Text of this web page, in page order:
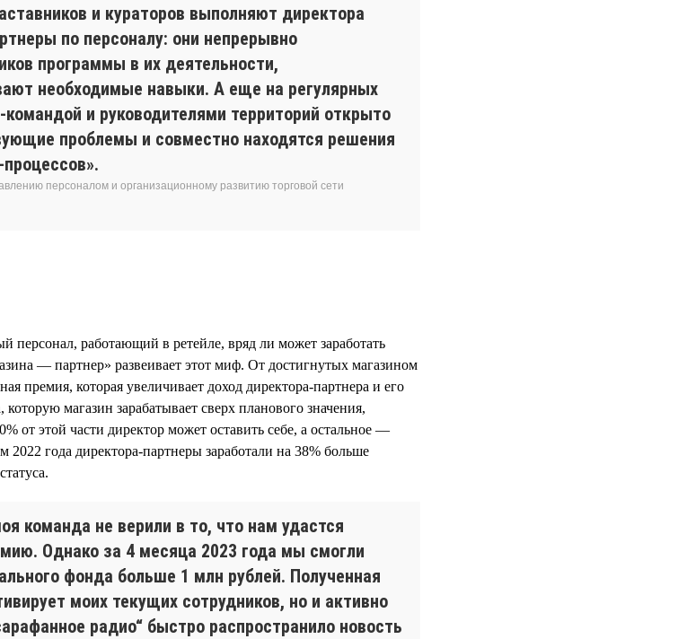
и кураторов выполняют директора
по персоналу: они непрерывно
программы в их деятельности,
необходимые навыки. А еще на регулярных
и руководителями территорий открыто
проблемы и совместно находятся решения
персоналом и организационному развитию торговой сети
персонал, работающий в ретейле, вряд ли может заработать
— партнер» развеивает этот миф. От достигнутых магазином
премия, которая увеличивает доход директора-партнера и его
магазин зарабатывает сверх планового значения,
от этой части директор может оставить себе, а остальное —
2022 года директора-партнеры заработали на 38% больше
команда не верили в то, что нам удастся
Однако за 4 месяца 2023 года мы смогли
фонда больше 1 млн рублей. Полученная
моих текущих сотрудников, но и активно
радио“ быстро распространило новость